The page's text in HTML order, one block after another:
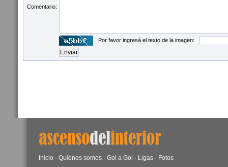
Comentario:
Por favor ingresá el texto de la imagen:
Inicio · Quiénes somos · Gol a Gol · Ligas · Fotos